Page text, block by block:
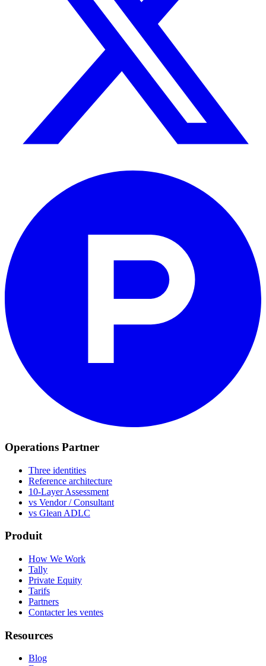
Operations Partner
Three identities
Reference architecture
10-Layer Assessment
vs Vendor / Consultant
vs Glean ADLC
Produit
How We Work
Tally
Private Equity
Tarifs
Partners
Contacter les ventes
Resources
Blog